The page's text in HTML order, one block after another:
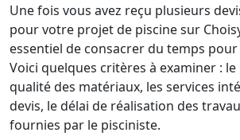
Une fois vous avez reçu plusieurs
pour votre projet de piscine sur
essentiel de consacrer du temps pour
Voici quelques critères à examiner :
qualité des matériaux, les services
devis, le délai de réalisation des
fournies par le pisciniste.